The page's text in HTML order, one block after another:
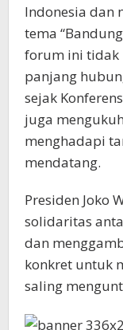
Indonesia dan
tema
forum ini tidak
panjang
sejak
juga
menghadapi
mendatang.
Presiden Joko
solidaritas
dan
konkret untuk
saling